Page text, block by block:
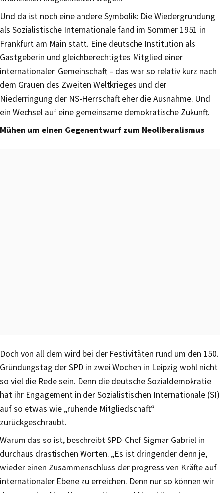
Und da ist noch eine andere Symbolik: Die Wiedergründung
als Sozialistische Internationale fand im Sommer 1951 in
Frankfurt am Main statt. Eine deutsche Institution als
Gastgeberin und gleichberechtigtes Mitglied einer
internationalen Gemeinschaft – das war so relativ kurz nach
dem Grauen des Zweiten Weltkrieges und der
Niederringung der NS-Herrschaft eher die Ausnahme. Und
ein Wechsel auf eine gemeinsame demokratische Zukunft.
Mühen um einen Gegenentwurf zum Neoliberalismus
Doch von all dem wird bei der Festivitäten rund um den 150.
Gründungstag der SPD in zwei Wochen in Leipzig wohl nicht
so viel die Rede sein. Denn die deutsche Sozialdemokratie
hat ihr Engagement in der Sozialistischen Internationale (SI)
auf so etwas wie „ruhende Mitgliedschaft“
zurückgeschraubt.
Warum das so ist, beschreibt SPD-Chef Sigmar Gabriel in
durchaus drastischen Worten. „Es ist dringender denn je,
wieder einen Zusammenschluss der progressiven Kräfte auf
internationaler Ebene zu erreichen. Denn nur so können wir